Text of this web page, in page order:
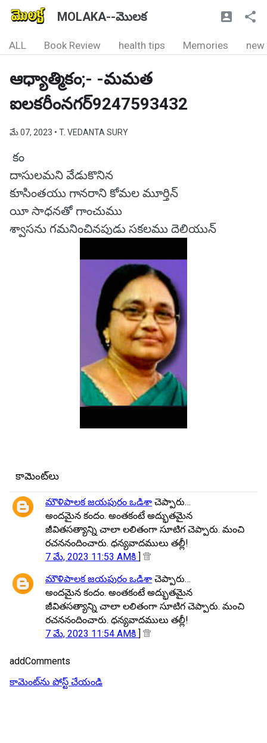
MOLAKA--మొలక
ALL Book Review health tips Memories new
ఆధ్యాత్మికం;- -మమత
ఐలకరీంనగర్9247593432
మే 07, 2023 • T. VEDANTA SURY
కం
దాసులమని వేడుకొనిన
కూసింతయు గానరాని కోమల మూర్తిన్
యీ సాధనతో గాంచుము
శ్వాసను గమనించినపుడు సకలము దెలియున్
కామెంట్‌లు
మౌళిపాలక జయపురం ఒడిశా చెప్పారు…
అందమైన కందం. అంతకంటే అద్భుతమైన
జీవితసత్యాన్ని చాలా లలితంగా సూటిగ చెప్పారు. మంచి
రచననందించారు. ధన్యవాదములు తల్లీ!
7 మే, 2023 11:53 AMకి ]
మౌళిపాలక జయపురం ఒడిశా చెప్పారు…
అందమైన కందం. అంతకంటే అద్భుతమైన
జీవితసత్యాన్ని చాలా లలితంగా సూటిగ చెప్పారు. మంచి
రచననందించారు. ధన్యవాదములు తల్లీ!
7 మే, 2023 11:54 AMకి ]
addComments
కామెంట్‌ను పోస్ట్ చేయండి